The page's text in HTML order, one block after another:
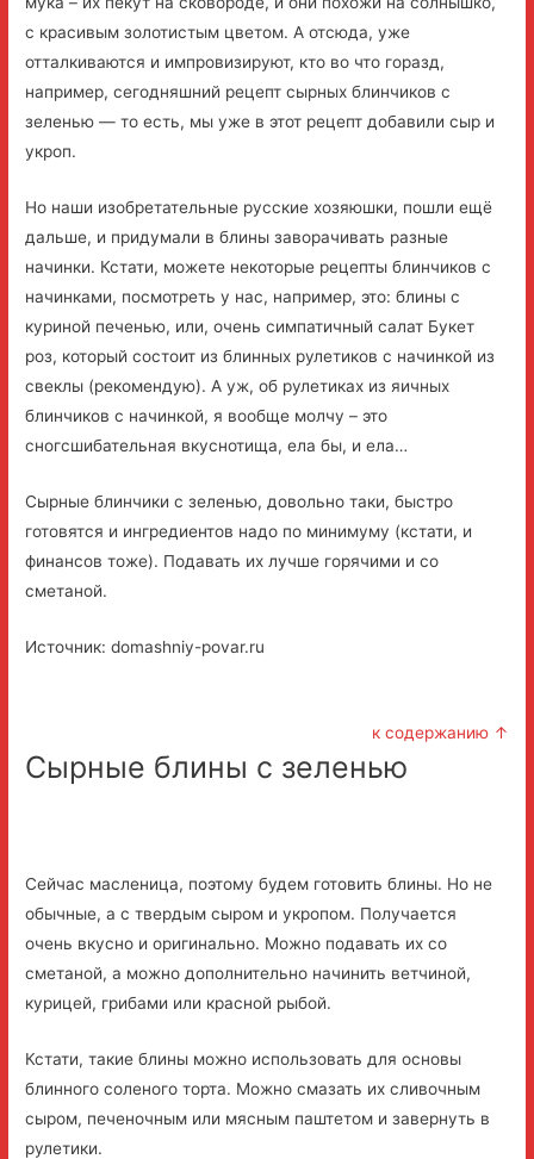
с красивым золотистым цветом. А отсюда, уже
отталкиваются и импровизируют, кто во что горазд,
например, сегодняшний рецепт сырных блинчиков с
зеленью — то есть, мы уже в этот рецепт добавили сыр и
укроп.
Но наши изобретательные русские хозяюшки, пошли ещё
дальше, и придумали в блины заворачивать разные
начинки. Кстати, можете некоторые рецепты блинчиков с
начинками, посмотреть у нас, например, это: блины с
куриной печенью, или, очень симпатичный салат Букет
роз, который состоит из блинных рулетиков с начинкой из
свеклы (рекомендую). А уж, об рулетиках из яичных
блинчиков с начинкой, я вообще молчу – это
сногсшибательная вкуснотища, ела бы, и ела…
Сырные блинчики с зеленью, довольно таки, быстро
готовятся и ингредиентов надо по минимуму (кстати, и
финансов тоже). Подавать их лучше горячими и со
сметаной.
Источник: domashniy-povar.ru
к содержанию ↑
Сырные блины с зеленью
Сейчас масленица, поэтому будем готовить блины. Но не
обычные, а с твердым сыром и укропом. Получается
очень вкусно и оригинально. Можно подавать их со
сметаной, а можно дополнительно начинить ветчиной,
курицей, грибами или красной рыбой.
Кстати, такие блины можно использовать для основы
блинного соленого торта. Можно смазать их сливочным
сыром, печеночным или мясным паштетом и завернуть в
рулетики.